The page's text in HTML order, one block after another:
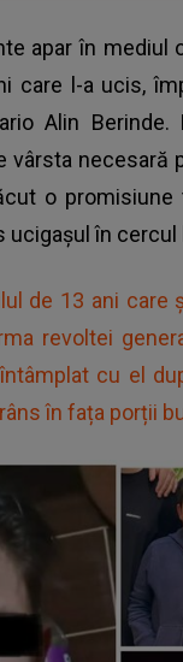
apar în mediul
care l-a ucis,
Alin Berinde.
vârsta necesară
o promisiune
ucigașul în
de 13 ani care
revoltei
cu el
în fața porții